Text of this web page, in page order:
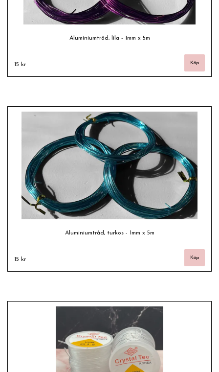
Aluminiumtråd, lila - 1mm x 5m
15 kr
Aluminiumtråd, turkos - 1mm x 5m
15 kr